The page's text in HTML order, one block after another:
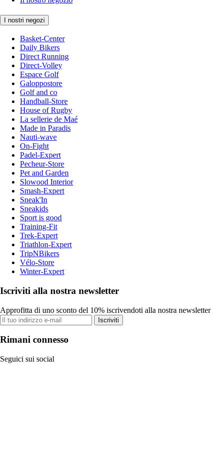
I nostri negozi
Basket-Center
Daily Bikers
Direct Running
Direct-Volley
Espace Golf
Galoppostore
Golf and co
Handball-Store
House of Rugby
La sellerie de Maé
Made in Paradis
Nauti-wave
On-Fight
Padel-Expert
Pecheur-Store
Pet and Garden
Slowood Interior
Smash-Expert
Sneak'In
Sneakids
Sport is good
Training-Fit
Trek-Expert
Triathlon-Expert
TripNBikers
Vélo-Store
Winter-Expert
Iscriviti alla nostra newsletter
Approfitta di uno sconto del 10% iscrivendoti alla nostra newsletter
Iscriviti
Rimani connesso
Seguici sui social